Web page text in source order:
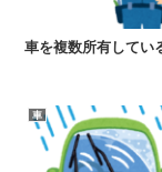
車を複数所有してい
車